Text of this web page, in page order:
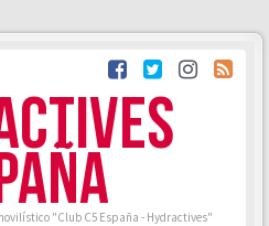
"Club C5 España - Hydractives"